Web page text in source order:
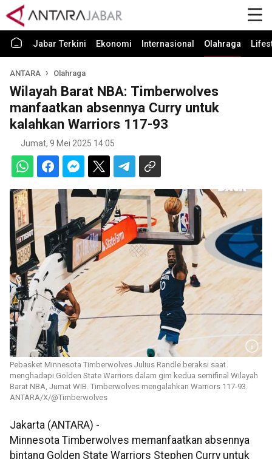
Jabar Terkini Ekonomi Internasional Olahraga
ANTARA Olahraga
Wilayah Barat NBA: Timberwolves
manfaatkan absennya Curry untuk
kalahkan Warriors 117-93
Jumat, 9 Mei 2025 14:05
Pebasket Minnesota Timberwolves Julius Randle beraksi saat
menghadapi Golden State Warriors dalam gim kedua semifinal Wilayah
Barat NBA, Jumat WIB. Timberwolves mengalahkan Warriors 117-93.
ANTARA/X/@Timberwolves
Jakarta (ANTARA) -
Minnesota Timberwolves memanfaatkan absennya
bintang Golden State Warriors Stephen Curry untuk